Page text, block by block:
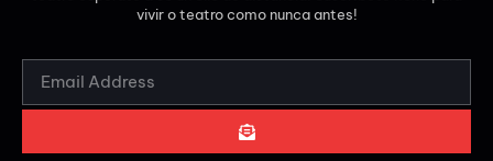
vivir o teatro como nunca antes!